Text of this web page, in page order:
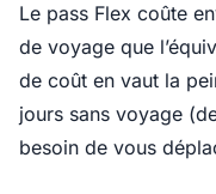
Le pass Flex coûte
de voyage que
de coût en vaut la
jours sans voyage
besoin de vous